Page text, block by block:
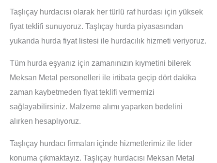
Taşlıçay hurdacısı olarak her türlü raf hurdası için yüksek
fiyat teklifi sunuyoruz. Taşlıçay hurda piyasasından
yukarıda hurda fiyat listesi ile hurdacılık hizmeti veriyoruz.
Tüm hurda eşyanız için zamanınızın kıymetini bilerek
Meksan Metal personelleri ile irtibata geçip dört dakika
zaman kaybetmeden fiyat teklifi vermemizi
sağlayabilirsiniz. Malzeme alımı yaparken bedelini
alırken hesaplıyoruz.
Taşlıçay hurdacı firmaları içinde hizmetlerimiz ile lider
konuma çıkmaktayız. Taşlıçay hurdacısı Meksan Metal